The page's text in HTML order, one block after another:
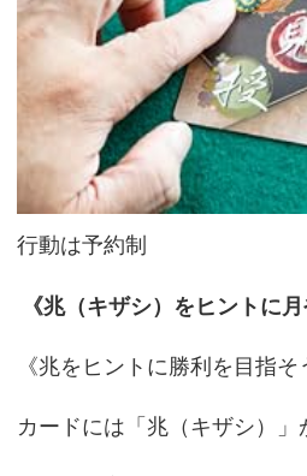
行動は予約制
《兆（キザシ）をヒントに
《兆をヒントに勝利を目指そ
カードには「兆（キザシ）」